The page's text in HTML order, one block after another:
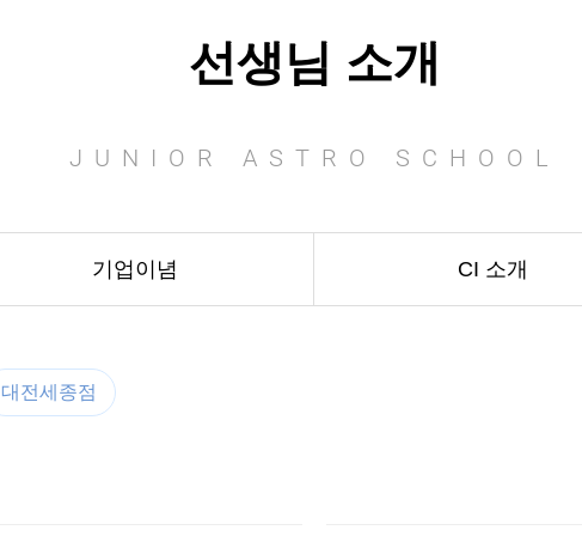
선생님 소개
JUNIOR ASTRO SCHOOL
기업이념 CI 소개
대전세종점